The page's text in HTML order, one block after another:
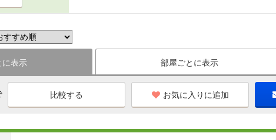
に表示 部屋ごとに表示
お気に入りに追加